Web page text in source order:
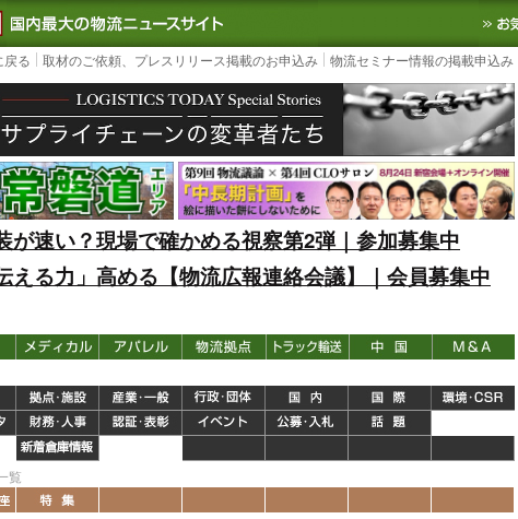
LOGISTICS TODAY｜国内最大の物流ニュースサイト3PL, SCMなど国内外
戻る 取材のご依頼、プレスリリース掲載のお申込み 物流セミナー情報の掲載申込み
が速い？現場で確かめる視察第2弾｜参加募集中
える力」高める【物流広報連絡会議】｜会員募集中
覧